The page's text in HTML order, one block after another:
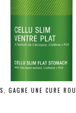
GAGNE UNE CURE